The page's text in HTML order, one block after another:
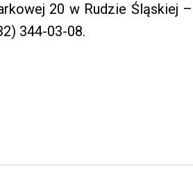
20 w Rudzie Śląskiej –
344-03-08.